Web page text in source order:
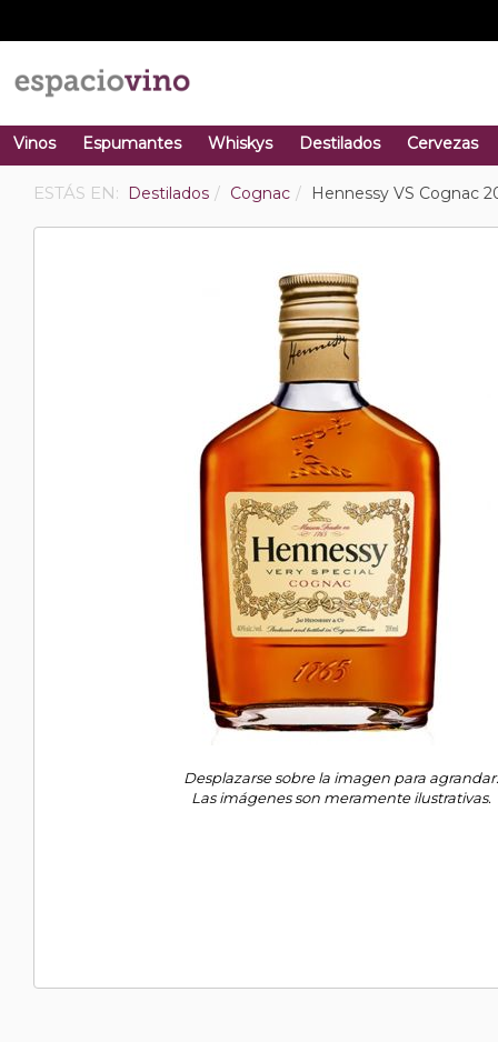
Vinos Espumantes Whiskys Destilados Cervezas
ESTÁS EN: Destilados Cognac Hennessy VS Cognac
Desplazarse sobre la imagen para agrandar.
Las imágenes son meramente ilustrativas.